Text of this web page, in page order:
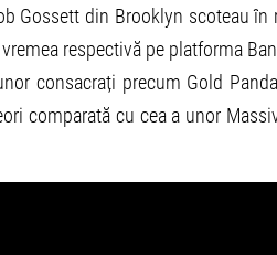
Gossett din Brooklyn scoteau
respectivă pe platforma
consacrați precum Gold
comparată cu cea a unor